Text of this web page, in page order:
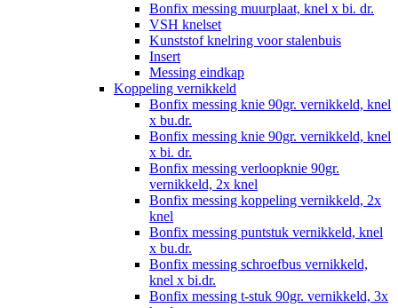
Bonfix messing muurplaat, knel x bi. dr.
VSH knelset
Kunststof knelring voor stalenbuis
Insert
Messing eindkap
Koppeling vernikkeld
Bonfix messing knie 90gr. vernikkeld, knel
x bu.dr.
Bonfix messing knie 90gr. vernikkeld, knel
x bi. dr.
Bonfix messing verloopknie 90gr.
vernikkeld, 2x knel
Bonfix messing koppeling vernikkeld, 2x
knel
Bonfix messing puntstuk vernikkeld, knel
x bu.dr.
Bonfix messing schroefbus vernikkeld,
knel x bi.dr.
Bonfix messing t-stuk 90gr. vernikkeld, 3x